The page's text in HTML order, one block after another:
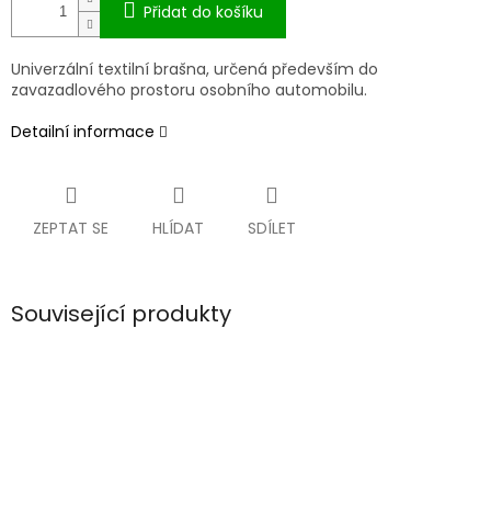
Přidat do košíku
Univerzální textilní brašna, určená především do
zavazadlového prostoru osobního automobilu.
Detailní informace
ZEPTAT SE HLÍDAT SDÍLET
Související produkty